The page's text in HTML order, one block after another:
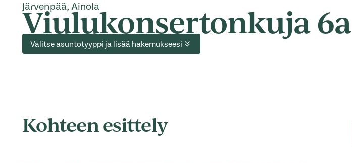
Järvenpää, Ainola
Viulukonsertonkuja 6a
Valitse asuntotyyppi ja lisää hakemukseesi
Kohteen esittely